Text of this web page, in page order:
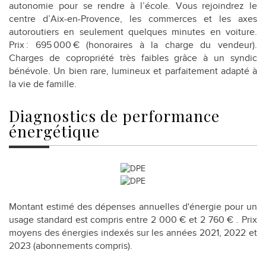
autonomie pour se rendre à l’école. Vous rejoindrez le
centre d’Aix-en-Provence, les commerces et les axes
autoroutiers en seulement quelques minutes en voiture.
Prix : 695 000 € (honoraires à la charge du vendeur).
Charges de copropriété très faibles grâce à un syndic
bénévole. Un bien rare, lumineux et parfaitement adapté à
la vie de famille.
diagnostics de performance
énergétique
Montant estimé des dépenses annuelles d'énergie pour un
usage standard est compris entre 2 000 € et 2 760 € . Prix
moyens des énergies indexés sur les années 2021, 2022 et
2023 (abonnements compris).